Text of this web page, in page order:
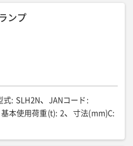
ンプ
式: SLH2N JANコード :
基本使用荷重(t): 2 寸法(mm)C: